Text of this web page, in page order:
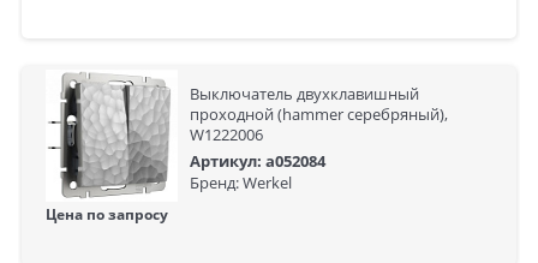
Выключатель двухклавишный
проходной (hammer серебряный),
W1222006
Артикул: a052084
Бренд: Werkel
Цена по запросу